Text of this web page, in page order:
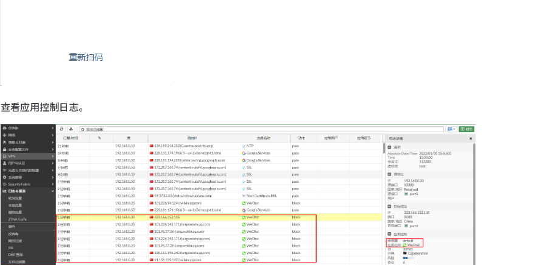
查看应用控制日志。